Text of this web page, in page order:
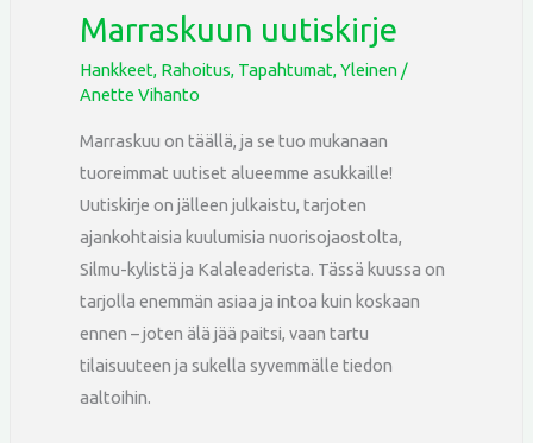
Marraskuun uutiskirje
Hankkeet, Rahoitus, Tapahtumat,Yleinen /
Anette Vihanto
Marraskuu on täällä, ja se tuo mukanaan
tuoreimmat uutiset alueemme asukkaille!
Uutiskirje on jälleen julkaistu, tarjoten
ajankohtaisia kuulumisia nuorisojaostolta,
Silmu-kylistä ja Kalaleaderista. Tässä kuussa on
tarjolla enemmän asiaa ja intoa kuin koskaan
ennen – joten älä jää paitsi, vaan tartu
tilaisuuteen ja sukella syvemmälle tiedon
aaltoihin.